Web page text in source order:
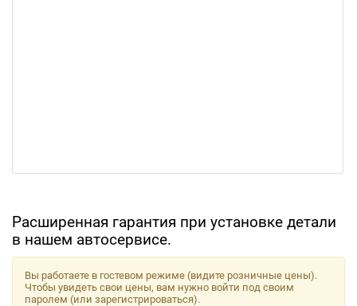
Расширенная гарантия при установке детали
в нашем автосервисе.
Вы работаете в гостевом режиме (видите розничные цены).
Чтобы увидеть свои цены, вам нужно войти под своим
паролем (или зарегистрироваться).